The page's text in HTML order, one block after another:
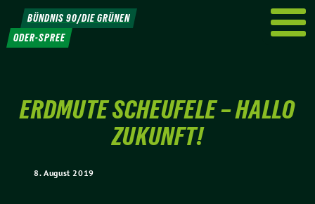
Weiter
zum
Inhalt
BÜNDNIS 90/DIE GRÜNEN
ODER-SPREE
ERDMUTE SCHEUFELE – HALLO
ZUKUNFT!
8. August 2019